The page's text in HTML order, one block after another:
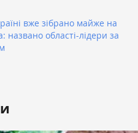
вже зібрано майже на
названо області-лідери за